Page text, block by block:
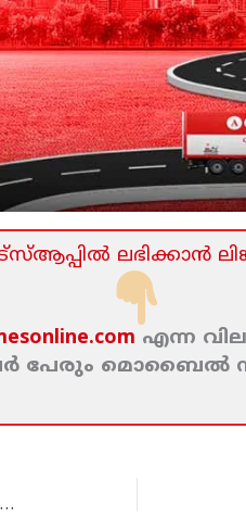
ലഭിക്കാന്‍
എന്ന
പേരും മൊബൈല്‍
നാട്ടിലെ വിജയത്തിളക്കം റിയാദിലും; യുഡിഎഫ് വിജയം ആഘോഷമാക്കി ഒഐസിസി